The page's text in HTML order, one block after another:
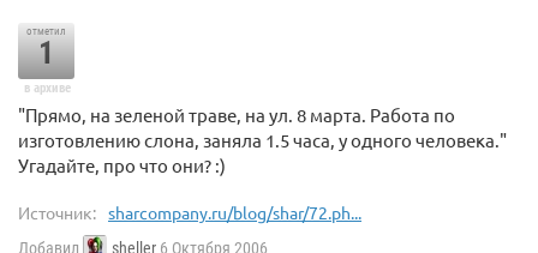
отметил
1
в архиве
"Прямо, на зеленой траве, на ул. 8 марта. Работа по
изготовлению слона, заняла 1.5 часа, у одного человека."
Угадайте, про что они? :)
Источник: sharcompany.ru/blog/shar/72.ph...
Добавил sheller 6 Октября 2006